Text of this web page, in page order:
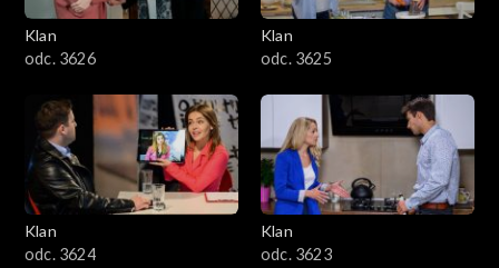
Klan
odc. 3626
Klan
odc. 3625
Klan
odc. 3624
Klan
odc. 3623